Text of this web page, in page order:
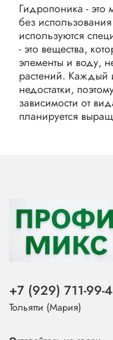
Гидропоника - это
без
используются
- это вещества,
элементы и воду,
растений. Каждый
недостатки,
зависимости от
планируется
+7 (929) 711-99-
Тольятти (Мария)